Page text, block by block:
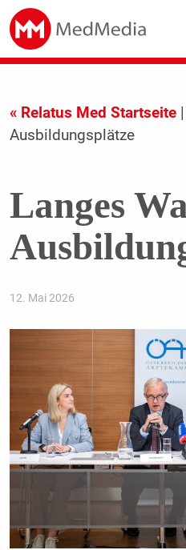
« Relatus Med Startseite|
Ausbildungsplätze
Langes
12. Mai 2026